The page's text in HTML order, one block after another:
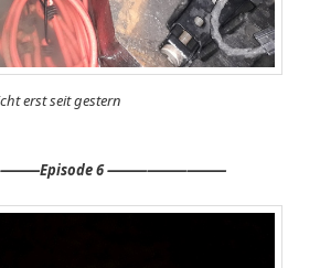
erst seit gestern
6 ⸻⸻⸻